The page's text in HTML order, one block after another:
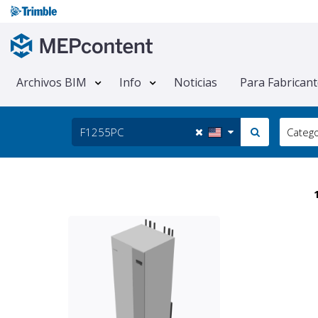
Archivos BIM Info Noticias Para
1